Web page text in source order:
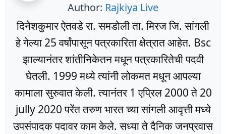
Author: Rajkiya Live
दिनेशकुमार ऐतवडे रा. समडोली ता. मिरज जि. सांगली
हे गेल्या 25 वर्षांपासून पत्रकारिता क्षेत्रात आहेत. Bsc
झाल्यानंतर शांतीनिकेतन मधून पत्रकारितेची पदवी
घेतली. 1999 मध्ये त्यांनी लोकमत मधून आपल्या
कामाला सुरुवात केली. त्यानंतर 1 एप्रिल 2000 ते 20
jully 2020 परेंत तरुण भारत च्या सांगली आवृत्ती मध्ये
उपसंपादक पदावर काम केले. सध्या ते दैनिक जनप्रवास